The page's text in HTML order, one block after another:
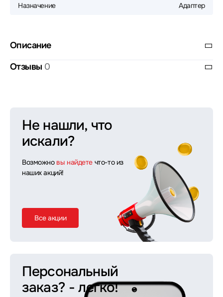
Назначение Адаптер
Описание
Отзывы 0
Не нашли, что
искали?
Возможно вы найдете что-то из
наших акций!
Все акции
Персональный
заказ? - легко!